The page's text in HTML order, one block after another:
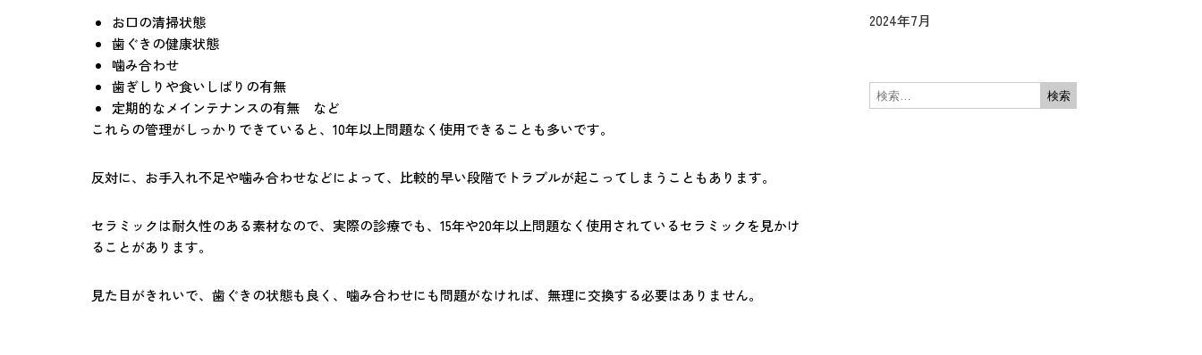
お口の清掃状態
歯ぐきの健康状態
噛み合わせ
歯ぎしりや食いしばりの有無
定期的なメインテナンスの有無 など
これらの管理がしっかりできていると、10年以上問題なく使用できることも多いです。
反対に、お手入れ不足や噛み合わせなどによって、比較的早い段階でトラブルが起こってしまうこともあります。
セラミックは耐久性のある素材なので、実際の診療でも、15年や20年以上問題なく使用されているセラミックを見かけ
ることがあります。
見た目がきれいで、歯ぐきの状態も良く、噛み合わせにも問題がなければ、無理に交換する必要はありません。
2024年7月